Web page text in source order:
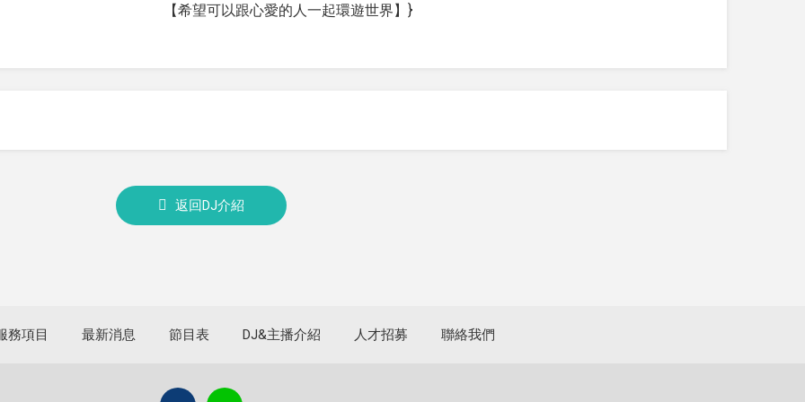
【希望可以跟心愛的人一起環遊世界】}
返回DJ介紹
務項目 最新消息 節目表 DJ&主播介紹 人才招募 聯絡我們